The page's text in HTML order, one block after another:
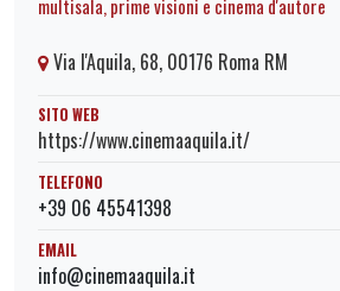
multisala, prime visioni e cinema d'autore
Via l'Aquila, 68, 00176 Roma RM
SITO WEB
https://www.cinemaaquila.it/
TELEFONO
+39 06 45541398
EMAIL
info@cinemaaquila.it